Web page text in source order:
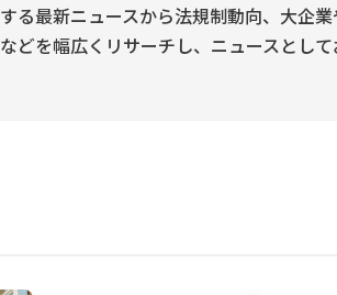
する最新ニュースから法規制動向、大企
などを幅広くリサーチし、ニュースとして